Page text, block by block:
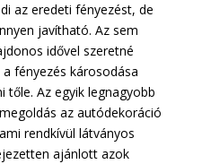
az eredeti fényezést, de
javítható. Az sem
idővel szeretné
fényezés károsodása
tőle. Az egyik legnagyobb
az autódekoráció
rendkívül látványos
ajánlott azok